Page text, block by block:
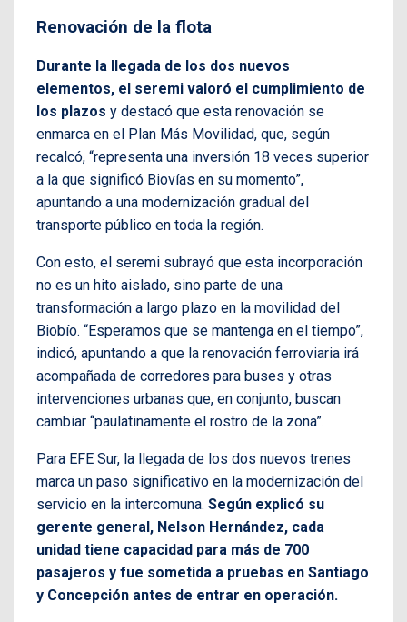
Renovación de la flota
Durante la llegada de los dos nuevos
elementos, el seremi valoró el cumplimiento de
los plazos y destacó que esta renovación se
enmarca en el Plan Más Movilidad, que, según
recalcó, “representa una inversión 18 veces superior
a la que significó Biovías en su momento”,
apuntando a una modernización gradual del
transporte público en toda la región.
Con esto, el seremi subrayó que esta incorporación
no es un hito aislado, sino parte de una
transformación a largo plazo en la movilidad del
Biobío. “Esperamos que se mantenga en el tiempo”,
indicó, apuntando a que la renovación ferroviaria irá
acompañada de corredores para buses y otras
intervenciones urbanas que, en conjunto, buscan
cambiar “paulatinamente el rostro de la zona”.
Para EFE Sur, la llegada de los dos nuevos trenes
marca un paso significativo en la modernización del
servicio en la intercomuna. Según explicó su
gerente general, Nelson Hernández, cada
unidad tiene capacidad para más de 700
pasajeros y fue sometida a pruebas en Santiago
y Concepción antes de entrar en operación.